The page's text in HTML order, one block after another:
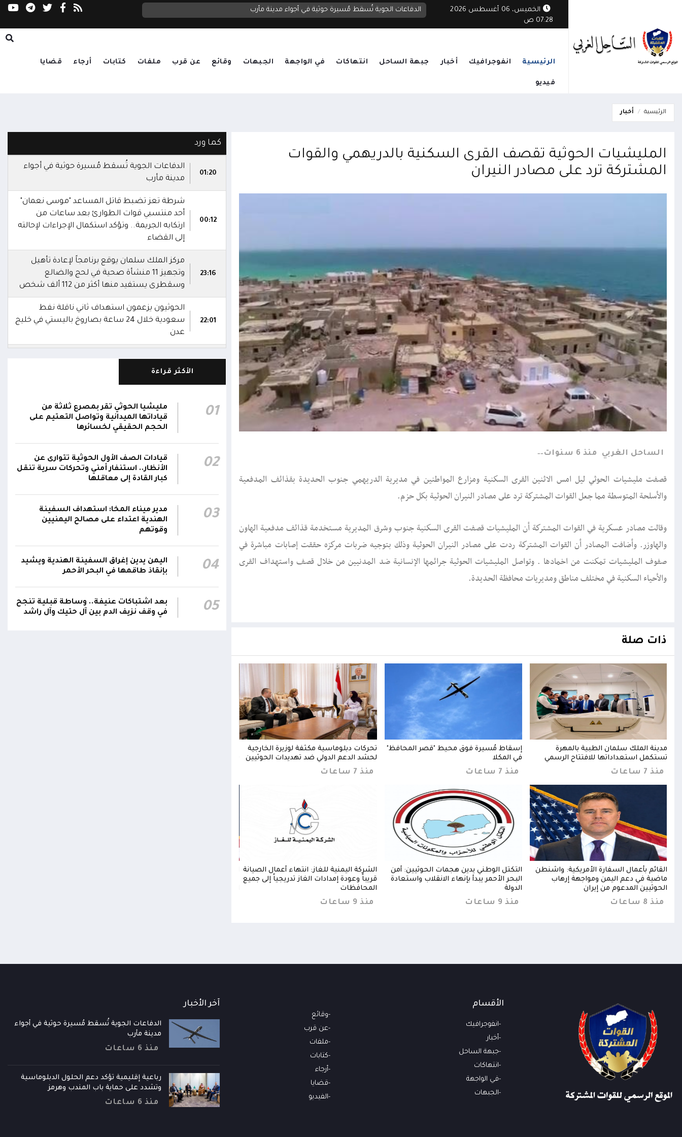
الخميس، 06 أغسطس 2026
07:28 ص
الدفاعات الجوية تُسقط مُسيرة حوثية في أجواء مدينة مأرب مدينة الملك سلمان الطبية بالمهرة تستكمل
الرئيسية انفوجرافيك أخبار جبهة الساحل انتهاكات في الواجهة الجبهات وقائع عن قرب ملفات كتابات أرجاء قضايا
فيديو
الرئيسية أخبار
المليشيات الحوثية تقصف القرى السكنية بالدريهمي والقوات
المشتركة ترد على مصادر النيران
الساحل الغربي منذ 6 سنوات
قصفت مليشيات الحوثي ليل امس الاثنين القرى السكنية ومزارع المواطنين في مديرية الدريهمي جنوب الحديدة بقذائف المدفعية
والأسلحة المتوسطة مما جعل القوات المشتركة ترد على مصادر النيران الحوثية بكل حزم.
وقالت مصادر عسكرية في القوات المشتركة أن المليشيات قصفت القرى السكنية جنوب وشرق المديرية مستخدمة قذائف مدفعية الهاون
والهاوزر. وأضافت المصادر أن القوات المشتركة ردت على مصادر النيران الحوثية وذلك بتوجيه ضربات مركزه حققت إصابات مباشرة في
صفوف المليشيات تمكنت من اخمادها . وتواصل المليشيات الحوثية جرائمها الإنسانية ضد المدنيين من خلال قصف واستهداف القرى
والأحياء السكنية في مختلف مناطق ومديريات محافظة الحديدة.
ذات صلة
مدينة الملك سلمان الطبية بالمهرة
تستكمل استعداداتها للافتتاح الرسمي
منذ 7 ساعات
إسقاط مُسيرة فوق محيط "قصر المحافظ"
في المكلا
منذ 7 ساعات
تحركات دبلوماسية مكثفة لوزيرة الخارجية
لحشد الدعم الدولي ضد تهديدات الحوثيين
منذ 7 ساعات
القائم بأعمال السفارة الأمريكية: واشنطن
ماضية في دعم اليمن ومواجهة إرهاب
الحوثيين المدعوم من إيران
منذ 8 ساعات
التكتل الوطني يدين هجمات الحوثيين: أمن
البحر الأحمر يبدأ بإنهاء الانقلاب واستعادة
الدولة
منذ 9 ساعات
الشركة اليمنية للغاز: انتهاء أعمال الصيانة
قريباً وعودة إمدادات الغاز تدريجياً إلى جميع
المحافظات
منذ 9 ساعات
كما ورد
01:20
الدفاعات الجوية تُسقط مُسيرة حوثية في أجواء
مدينة مأرب
00:12
شرطة تعز تضبط قاتل المساعد "موسى نعمان"
أحد منتسبي قوات الطوارئ بعد ساعات من
ارتكابه الجريمة.. وتؤكد استكمال الإجراءات لإحالته
إلى القضاء
23:16
مركز الملك سلمان يوقع برنامجاً لإعادة تأهيل
وتجهيز 11 منشأة صحية في لحج والضالع
وسقطرى يستفيد منها أكثر من 112 ألف شخص
22:01
الحوثيون يزعمون استهداف ثاني ناقلة نفط
سعودية خلال 24 ساعة بصاروخ باليستي في خليج
عدن
الانتهاء وإمدادات الغاز ستعود تدريجياً لتغطية
رئيس مجلس القيادة يُصدر قراراً بتعيين يحيى
محمد كزمان وكيلاً لقطاع الأمن الداخلي، وأحمد
سعد السقطري وكيلاً لقطاع الأمن الخارجي؛ في
رئيس مجلس القيادة يعين اللواء الركن طيار
عبدالعزيز سعيد المحيا قائداً للقوات الجوية
والدفاع الجوي.. ويُعين العميد ناشر منصور باجري
قرارات رئاسية بتعيين أحمد سعيد بن بريك وراشد
ناصر الجند مستشارين لرئيس مجلس القيادة
الرئاسي وترقيتهما إلى رتبة فريق
الأكثر قراءة
01
مليشيا الحوثي تقر بمصرع ثلاثة من
قياداتها الميدانية وتواصل التعتيم على
الحجم الحقيقي لخسائرها
02
قيادات الصف الأول الحوثية تتوارى عن
الأنظار.. استنفار أمني وتحركات سرية تنقل
كبار القادة إلى معاقلها
03
مدير ميناء المخا: استهداف السفينة
الهندية اعتداء على مصالح اليمنيين
وقوتهم
04
اليمن يدين إغراق السفينة الهندية ويشيد
بإنقاذ طاقمها في البحر الأحمر
05
بعد اشتباكات عنيفة.. وساطة قبلية تنجح
في وقف نزيف الدم بين آل حتيك وآل راشد
الأقسام
انفوجرافيك
أخبار
جبهة الساحل
انتهاكات
في الواجهة
الجبهات
وقائع
عن قرب
ملفات
كتابات
أرجاء
قضايا
الفيديو
آخر الأخبار
الدفاعات الجوية تُسقط مُسيرة حوثية في أجواء
مدينة مأرب
منذ 6 ساعات
رباعية إقليمية تؤكد دعم الحلول الدبلوماسية
وتشدد على حماية باب المندب وهرمز
منذ 6 ساعات